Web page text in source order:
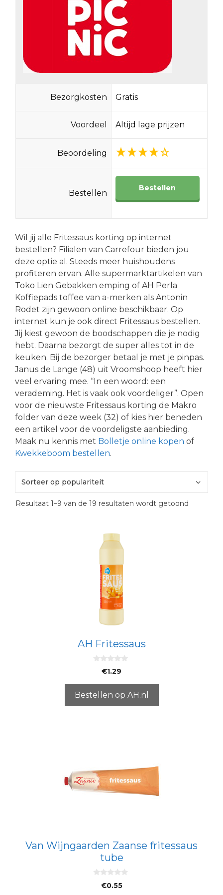
Bezorgkosten Gratis
Voordeel Altijd lage prijzen
Beoordeling
Bestellen
Bestellen
Wil jij alle Fritessaus korting op internet
bestellen? Filialen van Carrefour bieden jou
deze optie al. Steeds meer huishoudens
profiteren ervan. Alle supermarktartikelen van
Toko Lien Gebakken emping of AH Perla
Koffiepads toffee van a-merken als Antonin
Rodet zijn gewoon online beschikbaar. Op
internet kun je ook direct Fritessaus bestellen.
Jij kiest gewoon de boodschappen die je nodig
hebt. Daarna bezorgt de super alles tot in de
keuken. Bij de bezorger betaal je met je pinpas.
Janus de Lange (48) uit Vroomshoop heeft hier
veel ervaring mee. “In een woord: een
verademing. Het is vaak ook voordeliger”. Open
voor de nieuwste Fritessaus korting de Makro
folder van deze week (32) of kies hier beneden
een artikel voor de voordeligste aanbieding.
Maak nu kennis met Bolletje online kopen of
Kwekkeboom bestellen.
Resultaat 1–9 van de 19 resultaten wordt getoond
AH Fritessaus
5
€1.29
Bestellen op AH.nl
Van Wijngaarden Zaanse fritessaus
tube
€0.55